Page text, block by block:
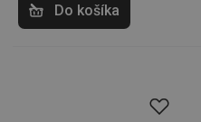
Do košíka